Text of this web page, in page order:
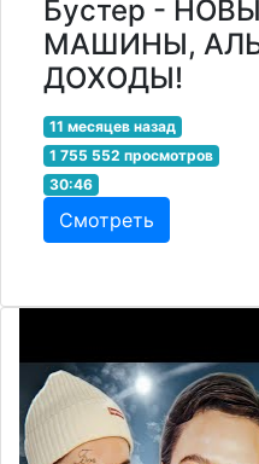
Бустер -
МАШИНЫ,
ДОХОДЫ!
11 месяцев назад
1 755 552 просмотров
30:46
Смотреть